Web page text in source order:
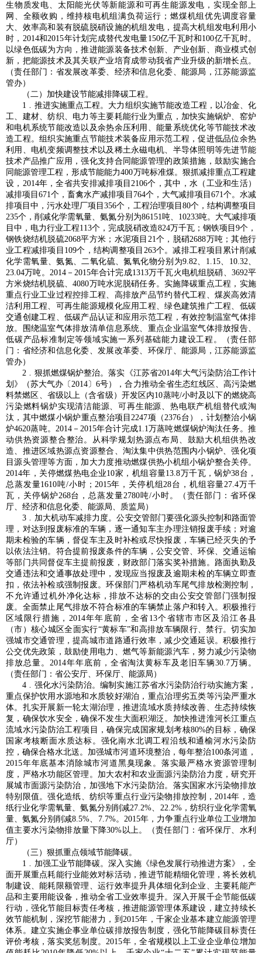
生物质发电、太阳能光伏等新能源和可再生能源发电，实现全部上
网、全额收购，维持核电机组满负荷运行；燃煤机组优先调度容量
大、效率高和装有脱硫脱硝设施的机组发电，提高大机组发电利用小
时，2014和2015年计划完成替代发电量150亿千瓦时和100亿千瓦时。
以绿色低碳为方向，推进能源装备技术创新、产业创新、商业模式创
新，把能源技术及其关联产业培育成带动我省产业升级的新增长点。
（责任部门：省发展改革委、经济和信息化委、能源局，江苏能源监
管办）
（二）加快建设节能减排降碳工程。
1﹒推进实施重点工程。大力组织实施节能改造工程，以冶金、化
工、建材、纺织、电力等主要耗能行业为重点，加快实施锅炉、窑炉
和电机系统节能改造以及余热余压利用、能量系统优化等节能技术改
造工程。组织实施重点节能技术装备应用示范工程，促进低品位余热
利用、电机变频调整技术以及稀土永磁电机、半导体照明等先进节能
技术产品推广应用，强化支持合同能源管理的政策措施，鼓励实施合
同能源管理工程，形成节能能力400万吨标准煤。狠抓减排重点工程建
设，2014年，全省共安排减排项目2106个，其中，水（工业和生活）
减排项目671个，畜禽水产减排项目764个，大气减排项目671个。水减
排项目中，污水处理厂项目356个，工程治理项目80个，结构调整项目
235个，削减化学需氧量、氨氮分别为86151吨、10233吨。大气减排项
目中，电力行业工程113个，完成脱硝改造824万千瓦；钢铁项目9个，
钢铁烧结机脱硫2068平方米；水泥项目21个，脱硝2688万吨；其他行
业工程减排项目109个，结构调整项目263个。减排工程项目累计削减
化学需氧量、氨氮、二氧化硫、氮氧化物分别为9.82、1.15、10.32、
23.04万吨。2014－2015年合计完成1313万千瓦火电机组脱硝、3692平
方米烧结机脱硫、4080万吨水泥脱硝任务。实施降碳重点工程，实施
重点行业工业过程控排工程、高排放产品节约替代工程、煤炭高效清
洁利用工程、可再生能源规模化应用工程、绿色建筑推广工程、低碳
交通创建工程、低碳产品认证和应用示范工程，有效控制温室气体排
放。围绕温室气体排放清单信息系统、重点企业温室气体排放报告、
低碳产品标准制定等领域实施一系列基础能力建设工程。（责任部
门：省经济和信息化委、发展改革委、环保厅、能源局，江苏能源监
管办）
2﹒狠抓燃煤锅炉整治。落实《江苏省2014年大气污染防治工作计
划》（苏大气办〔2014〕6号），合力推动全省生态红线区、高污染燃
料禁燃区、省级以上（含省级）开发区内10蒸吨/小时及以下的燃烧高
污染燃料锅炉实现清洁能源、可再生能源、热电联产机组替代或淘
汰，其中燃煤小锅炉重点整治项目2247项（2376台），计划整治小锅
炉4620蒸吨。2014－2015年合计完成1.1万蒸吨燃煤锅炉淘汰任务。推
动供热资源整合整治。从科学规划热源点布局、鼓励大机组供热改
造、推进区域热源点资源整合、淘汰集中供热范围内小锅炉、强化项
目源头管理等方面，加大力度推动燃煤供热小机组小锅炉整合关停。
2014年，关停燃煤热电企业10家，机组容量13.8万千瓦，锅炉38台，
总蒸发量1610吨/小时；2015年，关停机组28台，机组容量27.4万千
瓦，关停锅炉268台，总蒸发量2780吨/小时。（责任部门：省环保
厅、经济和信息化委、能源局、质监局）
3﹒加大机动车减排力度。公安交管部门要强化源头控制和路面管
理，对达到报废标准的车辆，逐一通知车主办理注销报废手续；对逾
期未检验的车辆，督促车主及时补检或尽快报废，车辆已经灭失的予
以依法注销。符合提前报废条件的车辆，公安交管、环保、交通运输
等部门共同督促车主提前报废，财政部门落实奖补措施。路面执勤及
交通违法和交通事故处理中，发现应当报废及逾期未检的车辆立即查
扣，依法补检或强制报废。环保部门严格机动车尾气排放检测控制，
不允许通过机外净化达标，排放不达标的交由公安交管部门强制报
废。全面禁止尾气排放不符合标准的车辆禁止落户和转入。积极推行
区域限行措施，2014年年底前，全省13个省辖市市区及沿江各县
（市）核心城区全面实行“黄标车”和高排放车辆限行、禁行。切实加
强城市交通管理，提高城市道路通行效率，减少交通延误。积极推行
公交优先政策，鼓励使用电力、燃气等新能源汽车，努力减少污染物
排放总量。2014年年底前，全省淘汰黄标车及老旧车辆30.7万辆。
（责任部门：省公安厅、环保厅、能源局）
4﹒强化水污染防治。编制实施江苏省水污染防治行动实施方案，
重点保护饮用水源地和水质较好湖泊，重点治理劣五类等污染严重水
体。扎实开展新一轮太湖治理，推进流域水质持续改善、生态持续恢
复，确保饮水安全，确保不发生大面积湖泛。加快推进淮河长江重点
流域水污染防治工程项目，确保完成国家规划考核80%的目标，确保
国家考核断面水质达标。强化南水北调工程沿线和通榆河水污染防
控，确保合格水北送。加强城市河道环境整治，每年整治100条河道，
2015年年底基本消除城市河道黑臭现象。落实最严格水资源管理制
度，严格水功能区管理。加大农村和农业面源污染防治力度，研究开
展城市面源污染防治，加强地下水污染防治。落实国家水污染物排放
特别限值。强化造纸、纺织等重点行业污染物排放控制，2014年，造
纸行业化学需氧量、氨氮分别削减27.2%、22.2%，纺织行业化学需氧
量、氨氮分别削减8.5%、7.7%。2015年，力争重点行业单位工业增加
值主要水污染物排放量下降30%以上。（责任部门：省环保厅、水利
厅）
（三）狠抓重点领域节能降碳。
1﹒加强工业节能降碳。深入实施《绿色发展行动推进方案》，全
面开展重点耗能行业能效对标活动，推进节能精细化管理，将长效机
制建设、能耗限额管理、运行效率提升具体细化到企业、主要耗能产
品和主要用能设备，推动全省工业效率提升。深入开展千企节能低碳
行动，强化节能目标责任考核，推进能源管理体系建设，建立持续长
效节能机制，深挖节能潜力，到2015年，千家企业基本建立能源管理
体系。建立实施企事业单位碳排放报告制度，强化节能降碳目标责任
评价考核，落实奖惩制度。2015年，全省规模以上工业企业单位增加